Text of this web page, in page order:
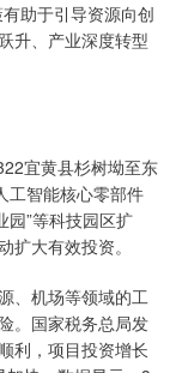
助于引导资源向创
升、产业深度转型
宜黄县杉树坳至东
工智能核心零部件
园”等科技园区扩
大有效投资。
、机场等领域的工
。国家税务总局发
利，项目投资增长